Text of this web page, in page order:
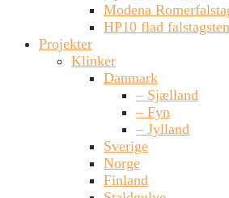
Modena
HP10 flad falstagsten
Projekter
Klinker
Danmark
– Sjælland
– Fyn
– Jylland
Sverige
Norge
Finland